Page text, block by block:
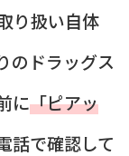
り扱い自体
のドラッグス
に「ピアッ
話で確認して